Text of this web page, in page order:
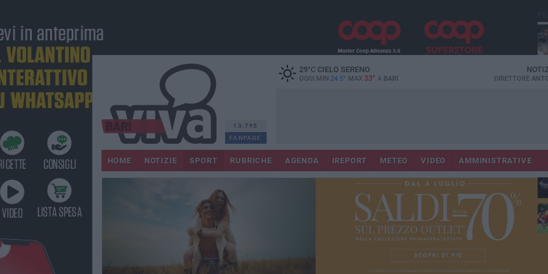
13.795
FANPAGE
29°CCIELO SERENO
OGGI MIN 24.5° MAX 33° A BARI DIRETTORE
HOME NOTIZIE SPORT RUBRICHE AGENDA IREPORT METEO VIDEO AMMINISTRATIVE